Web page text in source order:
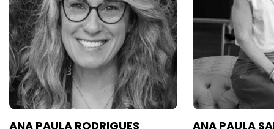
ANA PAULA RODRIGUES
ANA PAULA